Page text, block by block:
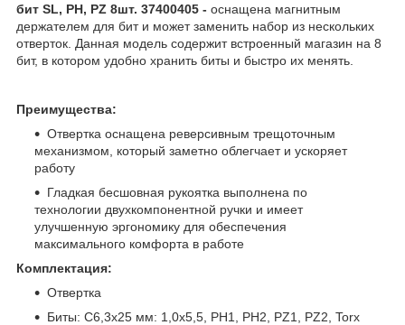
бит SL, PH, PZ 8шт. 37400405 - оснащена магнитным
держателем для бит и может заменить набор из нескольких
отверток. Данная модель содержит встроенный магазин на 8
бит, в котором удобно хранить биты и быстро их менять.
Преимущества:
Отвертка оснащена реверсивным трещоточным
механизмом, который заметно облегчает и ускоряет
работу
Гладкая бесшовная рукоятка выполнена по
технологии двухкомпонентной ручки и имеет
улучшенную эргономику для обеспечения
максимального комфорта в работе
Комплектация:
Отвертка
Биты: C6,3x25 мм: 1,0x5,5, PH1, PH2, PZ1, PZ2, Torx